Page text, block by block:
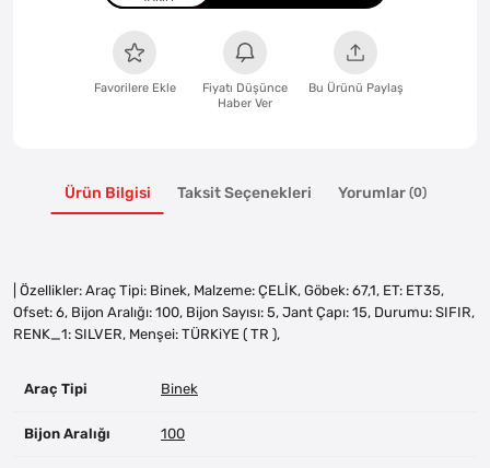
Favorilere Ekle
Fiyatı Düşünce
Haber Ver
Bu Ürünü Paylaş
Ürün Bilgisi Taksit Seçenekleri Yorumlar (0)
| Özellikler: Araç Tipi: Binek, Malzeme: ÇELİK, Göbek: 67,1, ET: ET35,
Ofset: 6, Bijon Aralığı: 100, Bijon Sayısı: 5, Jant Çapı: 15, Durumu: SIFIR,
RENK_1: SILVER, Menşei: TÜRKiYE ( TR ),
Araç Tipi Binek
Bijon Aralığı 100